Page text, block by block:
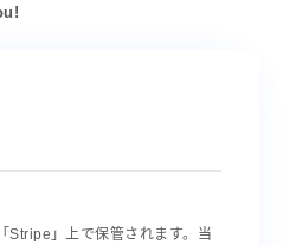
Stripe」上で保管されます。当